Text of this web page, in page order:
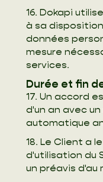
16. Dokapi
à sa
données
mesure
services.
Durée et fin
17. Un accord
d'un an avec
automatique
18. Le Client a
d'utilisation du
un préavis d'au